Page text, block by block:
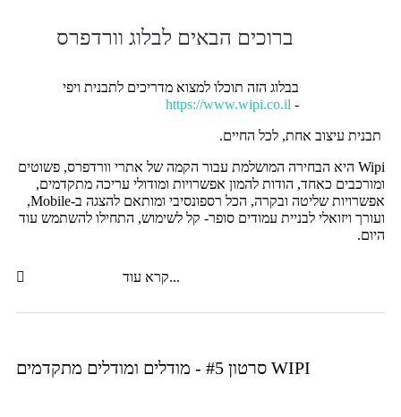
ברוכים הבאים לבלוג וורדפרס
בבלוג הזה תוכלו למצוא מדריכים לתבנית ויפי
-
https://www.wipi.co.il
תבנית עיצוב אחת, לכל החיים.
Wipi היא הבחירה המושלמת עבור הקמה של אתרי וורדפרס, פשוטים
ומורכבים כאחד, הודות להמון אפשרויות ומודולי עריכה מתקדמים,
אפשרויות שליטה ובקרה, הכל רספונסיבי ומותאם להצגה ב-Mobile,
ועורך ויזואלי לבניית עמודים סופר- קל לשימוש, התחילו להשתמש עוד
היום.
קרא עוד...
סרטון #5 - מודלים ומודלים מתקדמים WIPI